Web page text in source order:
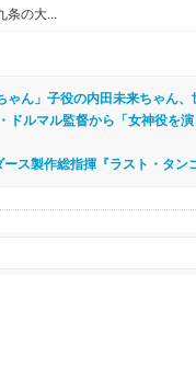
条の大...
ゃん」子役の内田未来ちゃん、
ドルマル監督から「女神役を
ース製作総指揮『ラスト・タン